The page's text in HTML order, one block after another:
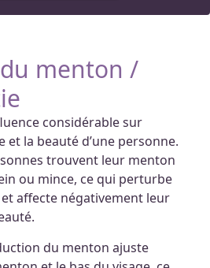
menton /
considérable sur
et la beauté d’une personne.
trouvent leur menton
ou mince, ce qui perturbe
et affecte négativement leur
du menton ajuste